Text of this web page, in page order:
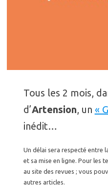
Tous les 2 mois,
d’Artension, un «
inédit…
Un délai sera respecté entre
et sa mise en ligne. Pour les
au site des revues ; vous
autres articles.